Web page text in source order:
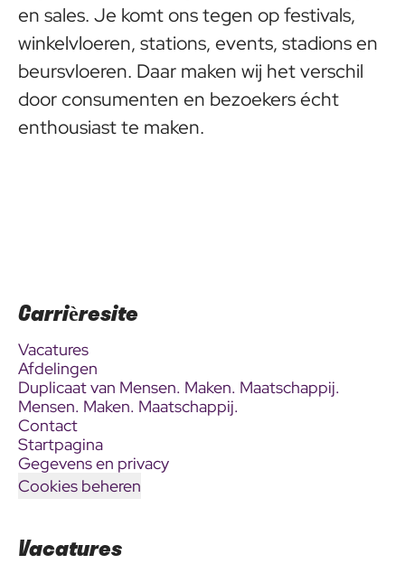
en sales. Je komt ons tegen op festivals,
winkelvloeren, stations, events, stadions en
beursvloeren. Daar maken wij het verschil
door consumenten en bezoekers écht
enthousiast te maken.
Carrièresite
Vacatures
Afdelingen
Duplicaat van Mensen. Maken. Maatschappij.
Mensen. Maken. Maatschappij.
Contact
Startpagina
Gegevens en privacy
Cookies beheren
Vacatures